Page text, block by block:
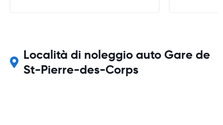
Località di noleggio auto Gare de
St-Pierre-des-Corps